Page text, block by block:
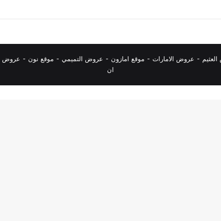
- عروض الامارات - موقع امازون - عروض التميمي - موقع نون - عروض
ان